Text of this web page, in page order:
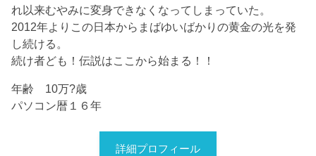
れ以来むやみに変身できなくなってしまっていた。
2012年よりこの日本からまばゆいばかりの黄金の光を発
し続ける。
続け者ども！伝説はここから始まる！！
年齢 10万?歳
パソコン暦１６年
詳細プロフィール